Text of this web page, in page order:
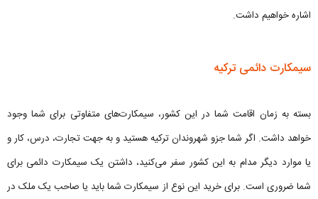
اشاره خواهیم داشت.
سیمکارت دائمی ترکیه
بسته به زمان اقامت شما در این کشور، سیمکارت‌های متفاوتی برای شما وجود
خواهد داشت. اگر شما جزو شهروندان ترکیه هستید و به جهت تجارت، درس، کار و
یا موارد دیگر مدام به این کشور سفر می‌کنید، داشتن یک سیمکارت دائمی برای
شما ضروری است. برای خرید این نوع از سیمکارت شما باید یا صاحب یک ملک در